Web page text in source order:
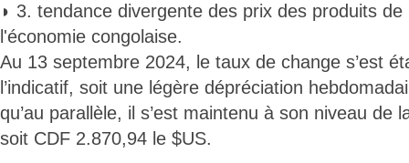
◗ 3. tendance divergente des prix des produits
l'économie congolaise.
Au 13 septembre 2024, le taux de change s’est
l’indicatif, soit une légère dépréciation
qu’au parallèle, il s’est maintenu à son niveau de
soit CDF 2.870,94 le $US.